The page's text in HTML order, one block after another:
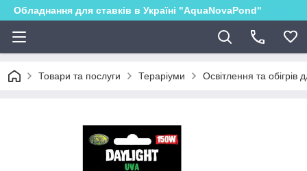
Обладнання для ставків в Україні "AquaNovaPond"
Товари та послуги Тераріуми Освітлення та обігрів